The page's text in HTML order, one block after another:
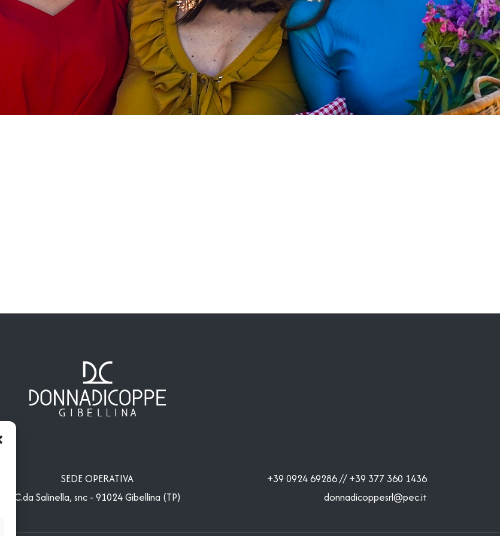
SEDE OPERATIVA
C.da Salinella, snc - 91024 Gibellina (TP)
+39 0924 69286 // +39 377 360 1436
donnadicoppesrl@pec.it